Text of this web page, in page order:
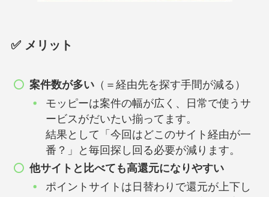
✅ メリット
案件数が多い （＝経由先を探す手間が減る）
モッピーは案件の幅が広く、日常で使うサ
ービスがだいたい揃ってます。
結果として「今回はどこのサイト経由が一
番？」と毎回探し回る必要が減ります。
他サイトと比べても高還元になりやすい
ポイントサイトは日替わりで還元が上下し